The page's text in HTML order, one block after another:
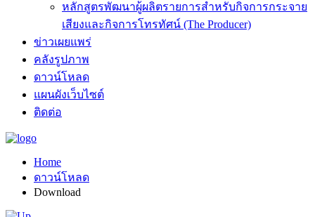
หลักสูตรพัฒนาผู้ผลิตรายการสำหรับกิจการกระจาย
เสียงและกิจการโทรทัศน์ (The Producer)
ข่าวเผยแพร่
คลังรูปภาพ
ดาวน์โหลด
แผนผังเว็บไซต์
ติดต่อ
Home
ดาวน์โหลด
Download